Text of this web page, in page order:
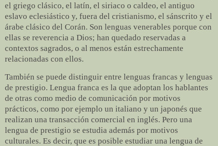
el griego clásico, el latín, el siriaco o caldeo, el antiguo
eslavo eclesiástico y, fuera del cristianismo, el sánscrito y el
árabe clásico del Corán. Son lenguas venerables porque con
ellas se reverencia a Dios; han quedado reservadas a
contextos sagrados, o al menos están estrechamente
relacionadas con ellos.
También se puede distinguir entre lenguas francas y lenguas
de prestigio. Lengua franca es la que adoptan los hablantes
de otras como medio de comunicación por motivos
prácticos, como por ejemplo un italiano y un japonés que
realizan una transacción comercial en inglés. Pero una
lengua de prestigio se estudia además por motivos
culturales. Es decir, que es posible estudiar una lengua de